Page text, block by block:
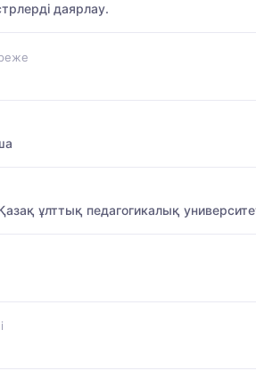
даярлау.
ұлттық педагогикалық